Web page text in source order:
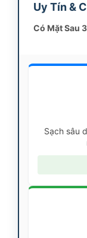
Uy Tín &
Có Mặt Sau
Sạch sâu